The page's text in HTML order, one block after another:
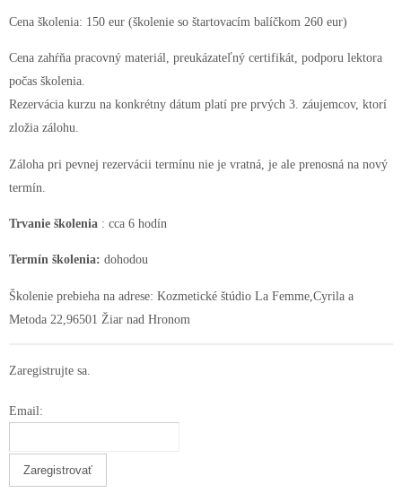
Cena školenia: 150 eur (školenie so štartovacím balíčkom 260 eur)
Cena zahŕňa pracovný materiál, preukázateľný certifikát, podporu lektora
počas školenia.
Rezervácia kurzu na konkrétny dátum platí pre prvých 3. záujemcov, ktorí
zložia zálohu.
Záloha pri pevnej rezervácii termínu nie je vratná, je ale prenosná na nový
termín.
Trvanie školenia : cca 6 hodín
Termín školenia: dohodou
Školenie prebieha na adrese: Kozmetické štúdio La Femme,Cyrila a
Metoda 22,96501 Žiar nad Hronom
Zaregistrujte sa.
Email: